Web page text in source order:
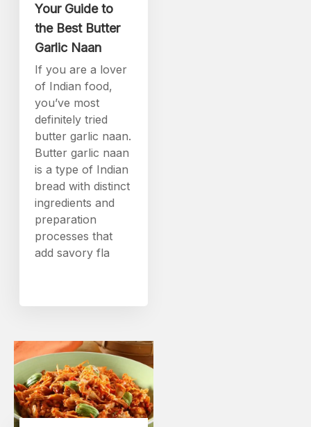
Your Guide to
the Best Butter
Garlic Naan
If you are a lover
of Indian food,
you’ve most
definitely tried
butter garlic naan.
Butter garlic naan
is a type of Indian
bread with distinct
ingredients and
preparation
processes that
add savory fla